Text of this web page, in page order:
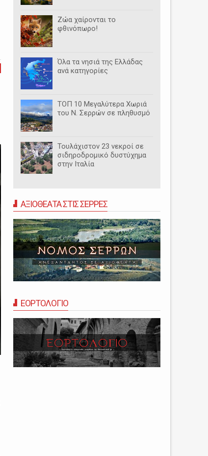
Ζώα χαίρονται το
φθινόπωρο!
Όλα τα νησιά της Ελλάδας
ανά κατηγορίες
ΤΟΠ 10 Μεγαλύτερα Χωριά
του Ν. Σερρών σε πληθυσμό
Τουλάχιστον 23 νεκροί σε
σιδηροδρομικό δυστύχημα
στην Ιταλία
ΑΞΙΟΘΕΑΤΑ ΣΤΙΣ ΣΕΡΡΕΣ
ΕΟΡΤΟΛΟΓΙΟ